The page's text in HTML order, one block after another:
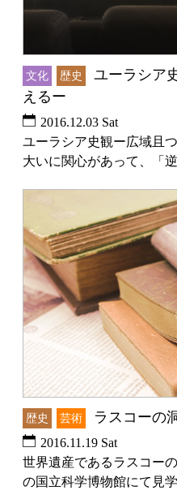
文化 歴史
ユーラシア
えるー
2016.12.03 Sat
ユーラシア史観ー広域且
大いに関心があって、「
歴史 芸術 ラスコーの
2016.11.19 Sat
世界遺産であるラスコー
の国立科学博物館にて見